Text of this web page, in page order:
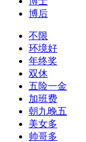
博后
不限
环境好
年终奖
双休
五险一金
加班费
朝九晚五
美女多
帅哥多